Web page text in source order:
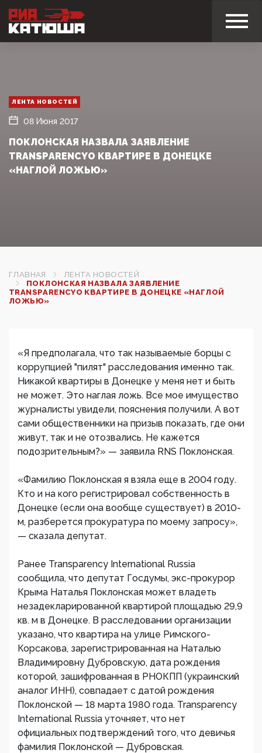
ЛЕНТА НОВОСТЕЙ
08 Июня 2017
ПОКЛОНСКАЯ НАЗВАЛА ЗАЯВЛЕНИЕ
TRANSPАRENCYО КВАРТИРЕ В ДОНЕЦКЕ
«НАГЛОЙ ЛОЖЬЮ»
ГЛАВНАЯ
ЛЕНТА НОВОСТЕЙ
ПОКЛОНСКАЯ НАЗВАЛА ЗАЯВЛЕНИЕ
TRANSPАRENCYО КВАРТИРЕ В ДОНЕЦКЕ «НАГЛОЙ
ЛОЖЬЮ»
«Я предполагала, что так называемые борцы с
коррупцией "пилят" расследования именно так.
Никакой квартиры в Донецке у меня нет и быть
не может. Это наглая ложь. Все мое имущество
журналисты увидели, пояснения получили. А вот
сами общественники на призыв показать, где они
живут, так и не отозвались. Не кажется
подозрительным?» — заявила RNS Поклонская.
«Фамилию Поклонская я взяла еще в 2004 году.
Кто и на кого регистрировал собственность в
Донецке (если она вообще существует) в 2010-
м, разберется прокуратура по моему запросу»,
— сказала депутат.
Ранее Transparency International Russia
сообщила, что депутат Госдумы, экс-прокурор
Крыма Наталья Поклонская может владеть
незадекларированной квартирой площадью 29,9
кв. м в Донецке. В расследовании организации
указано, что квартира на улице Римского-
Корсакова, зарегистрированная на Наталью
Владимировну Дубровскую, дата рождения
которой, зашифрованная в РНОКПП (украинский
аналог ИНН), совпадает с датой рождения
Поклонской — 18 марта 1980 года. Transparency
International Russia уточняет, что нет
официальных подтверждений того, что девичья
фамилия Поклонской — Дубровская.